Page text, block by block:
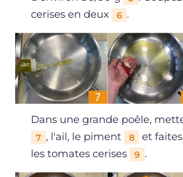
cerises en deux
6 .
Dans une grande poêle,
7 , l'ail, le piment 8
et
les tomates cerises
9 .